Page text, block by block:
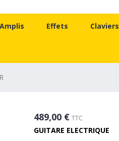
Amplis Effets Claviers
489,00 € TTC
GUITARE ELECTRIQUE